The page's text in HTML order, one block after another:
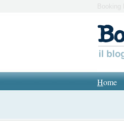
Booking
Home